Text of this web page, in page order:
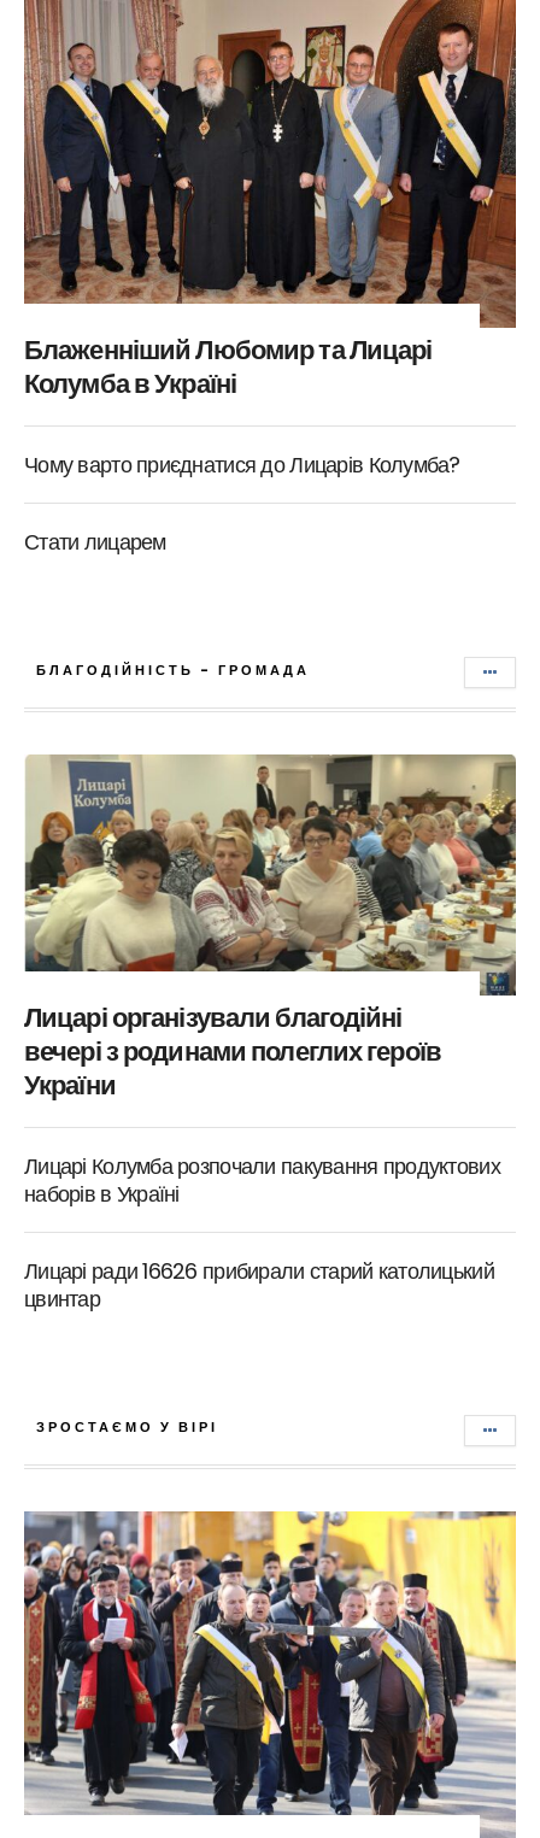
Блаженніший Любомир та Лицарі
Колумба в Україні
Чому варто приєднатися до Лицарів Колумба?
Стати лицарем
БЛАГОДІЙНІСТЬ - ГРОМАДА
Лицарі організували благодійні
вечері з родинами полеглих героїв
України
Лицарі Колумба розпочали пакування продуктових
наборів в Україні
Лицарі ради 16626 прибирали старий католицький
цвинтар
ЗРОСТАЄМО У ВІРІ